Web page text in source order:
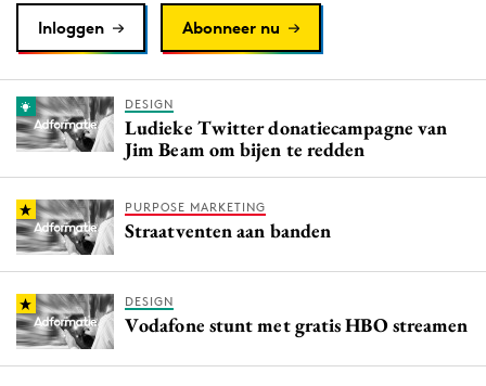
Inloggen Abonneer nu
DESIGN
Ludieke Twitter donatiecampagne van
Jim Beam om bijen te red­­­den
PURPOSE MARKETING
Straatventen aan banden
DESIGN
Vodafone stunt met gratis HBO streamen